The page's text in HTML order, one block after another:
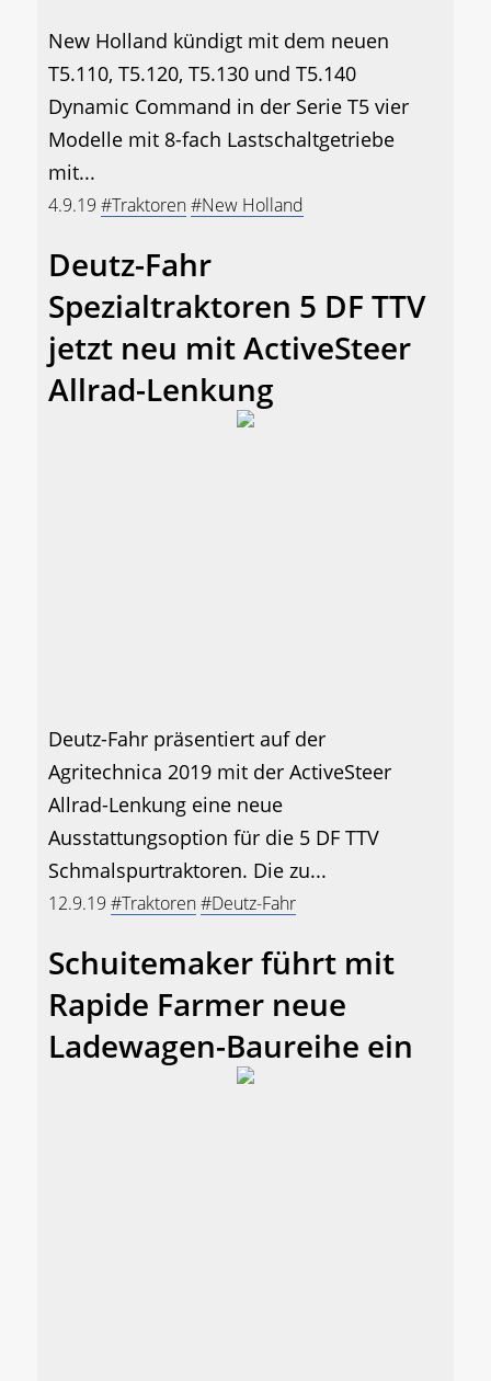
New Holland kündigt mit dem neuen
T5.110, T5.120, T5.130 und T5.140
Dynamic Command in der Serie T5 vier
Modelle mit 8-fach Lastschaltgetriebe
mit...
4.9.19 #Traktoren#New Holland
Deutz-Fahr
Spezialtraktoren 5 DF TTV
jetzt neu mit ActiveSteer
Allrad-Lenkung
Deutz-Fahr präsentiert auf der
Agritechnica 2019 mit der ActiveSteer
Allrad-Lenkung eine neue
Ausstattungsoption für die 5 DF TTV
Schmalspurtraktoren. Die zu...
12.9.19 #Traktoren#Deutz-Fahr
Schuitemaker führt mit
Rapide Farmer neue
Ladewagen-Baureihe ein